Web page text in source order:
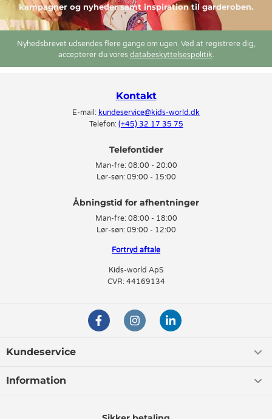
kampagner og nyheder samt inspiration til garderoben.
Nyhedsbrevet udsendes flere gange om ugen. Ved at registrere dig,
accepterer du vores databeskyttelsespolitik.
Kontakt
E-mail: kundeservice@kids-world.dk
Telefon: (+45) 32 17 35 75
Telefontider
Man-fre: 08:00 - 20:00
Lør-søn: 09:00 - 15:00
Man-fre: 08:00 - 18:00
Lør-søn: 09:00 - 12:00
Fortryd aftale
Kids-world ApS
CVR: 44169134
Kundeservice
Information